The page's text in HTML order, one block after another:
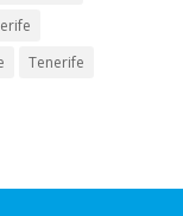
Tenerife